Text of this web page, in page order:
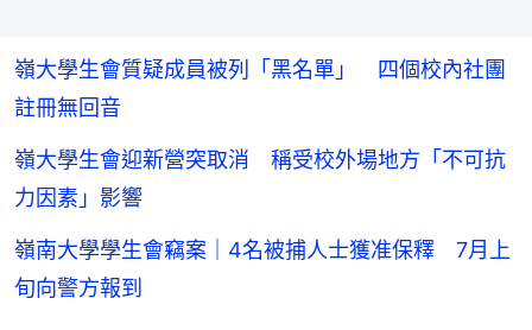
嶺大學生會質疑成員被列「黑名單」 四個校內社團
註冊無回音
嶺大學生會迎新營突取消 稱受校外場地方「不可抗
力因素」影響
嶺南大學學生會竊案｜4名被捕人士獲准保釋 7月上
旬向警方報到